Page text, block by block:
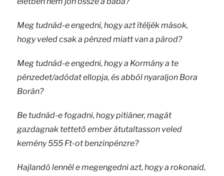
Meg tudnád-e engedni, hogy azt ítéljék mások,
hogy veled csak a pénzed miatt van a párod?
Meg tudnád-e engedni, hogy a Kormány a te
pénzedet/adódat ellopja, és abból nyaraljon Bora
Borán?
Be tudnád-e fogadni, hogy pitiáner, magát
gazdagnak tettető ember átutaltasson veled
kemény 555 Ft-ot benzinpénzre?
Hajlandó lennél e megengedni azt, hogy a rokonaid,